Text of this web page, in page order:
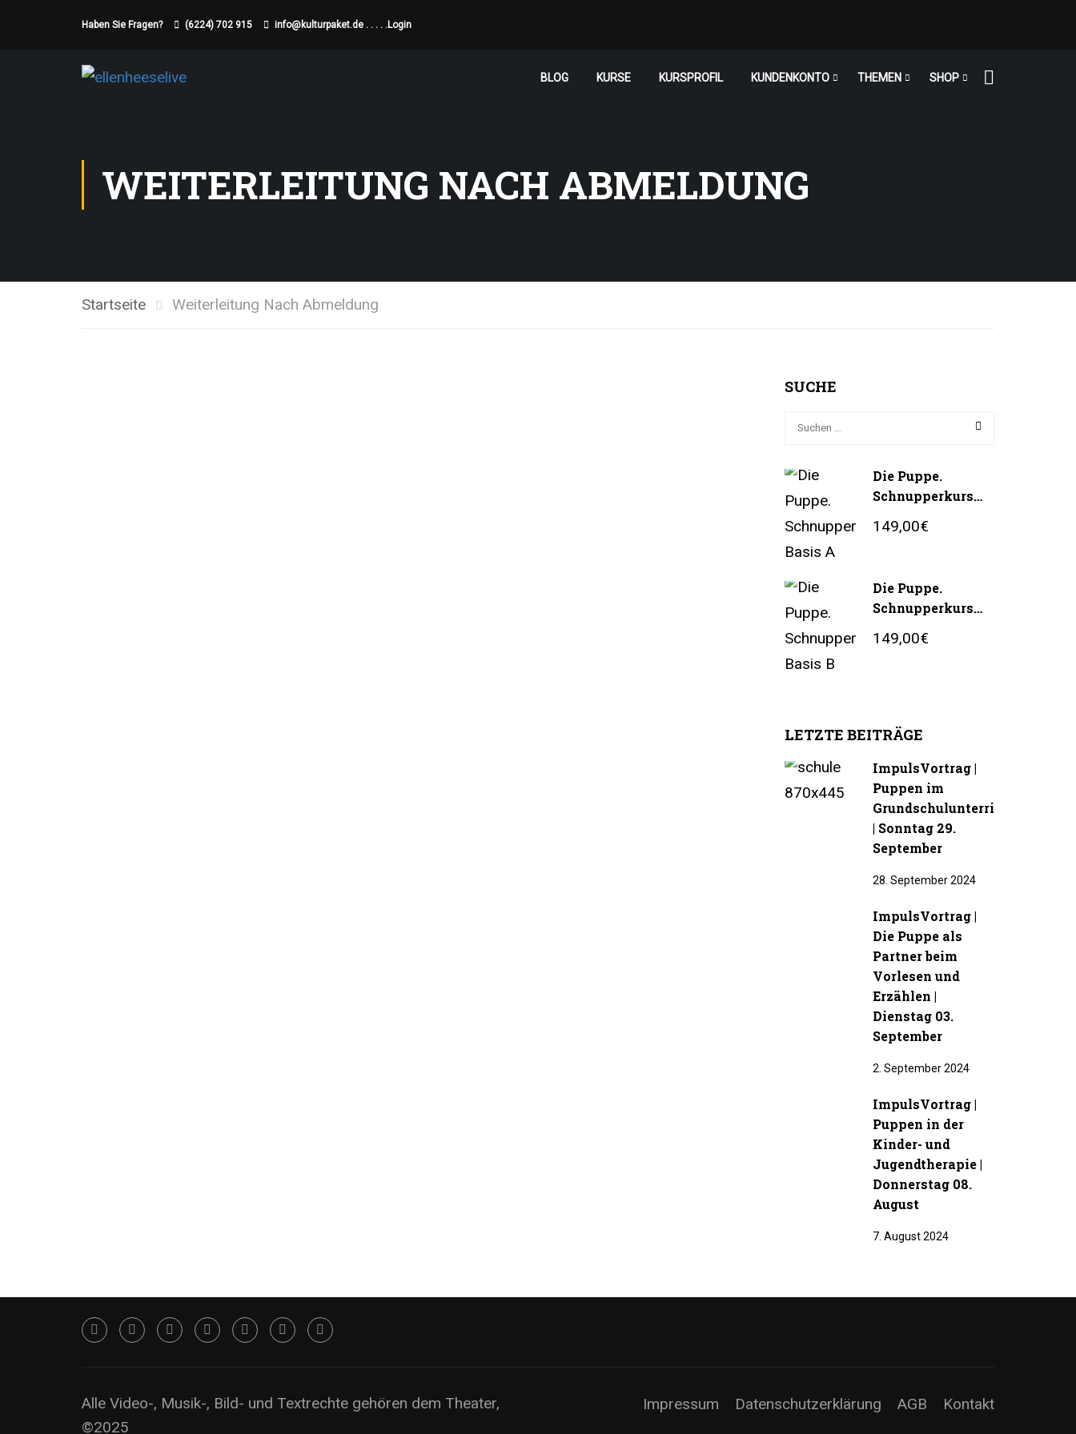
Haben Sie Fragen? (6224) 702 915 info@kulturpaket.de . . . . .Login
BLOG KURSE KURSPROFIL KUNDENKONTO THEMEN SHOP
WEITERLEITUNG NACH ABMELDUNG
Startseite Weiterleitung Nach Abmeldung
SUCHE
Die Puppe.
Schnupperkurs
149,00€
Die Puppe.
Schnupperkurs
149,00€
LETZTE BEITRÄGE
ImpulsVortrag |
Puppen im
Grundschulunterricht
| Sonntag 29.
September
28. September 2024
ImpulsVortrag |
Die Puppe als
Partner beim
Vorlesen und
Erzählen |
Dienstag 03.
September
2. September 2024
ImpulsVortrag |
Puppen in der
Kinder- und
Jugendtherapie |
Donnerstag 08.
August
7. August 2024
Alle Video-, Musik-, Bild- und Textrechte gehören dem Theater,
©2025
Impressum Datenschutzerklärung AGB Kontakt